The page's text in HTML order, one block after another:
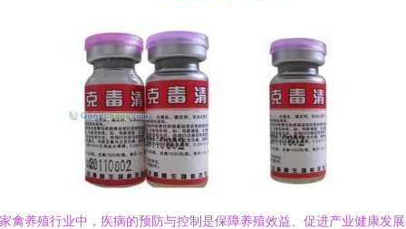
禽养殖行业中，疾病的预防与控制是保障养殖效益、促进产业健康发